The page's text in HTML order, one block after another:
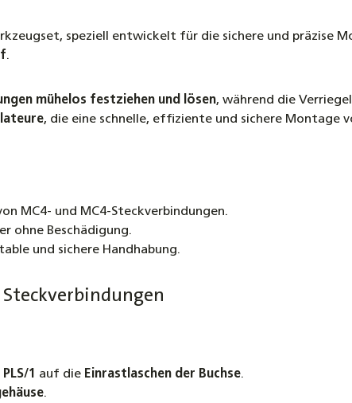
speziell entwickelt für die sichere und präzise
.
mühelos festziehen und lösen, während die
, die eine schnelle, effiziente und sichere Montage
MC4- und MC4-Steckverbindungen.
ohne Beschädigung.
und sichere Handhabung.
1 auf die Einrastlaschen der Buchse.
.